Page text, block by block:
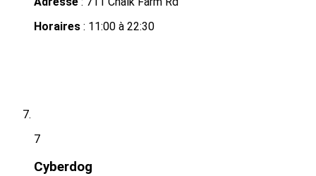
Horaires : 11:00 à 22:30
7
Cyberdog